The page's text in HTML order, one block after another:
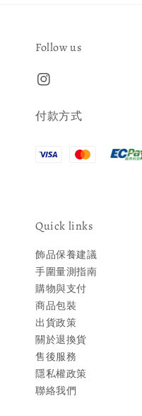
Follow us
付款方式
Quick links
飾品保養建議
手圍量測指南
購物與支付
商品包裝
出貨政策
關於退換貨
售後服務
隱私權政策
聯絡我們